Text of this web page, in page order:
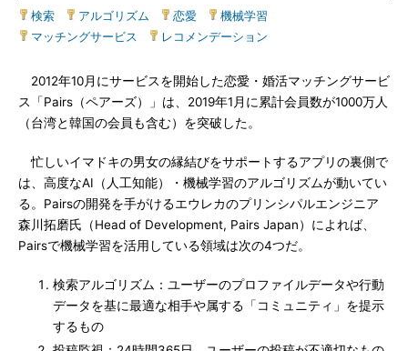
検索 アルゴリズム 恋愛 機械学習
マッチングサービス
レコメンデーション
2012年10月にサービスを開始した恋愛・婚活マッチングサービ
ス「Pairs（ペアーズ）」は、2019年1月に累計会員数が1000万人
（台湾と韓国の会員も含む）を突破した。
忙しいイマドキの男女の縁結びをサポートするアプリの裏側で
は、高度なAI（人工知能）・機械学習のアルゴリズムが動いてい
る。Pairsの開発を手がけるエウレカのプリンシパルエンジニア
森川拓磨氏（Head of Development, Pairs Japan）によれば、
Pairsで機械学習を活用している領域は次の4つだ。
検索アルゴリズム：ユーザーのプロファイルデータや行動
データを基に最適な相手や属する「コミュニティ」を提示
するもの